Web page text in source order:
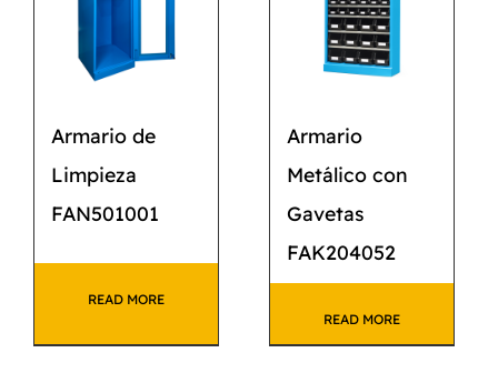
Armario de
Limpieza
FAN501001
READ MORE
Armario
Metálico con
Gavetas
FAK204052
READ MORE